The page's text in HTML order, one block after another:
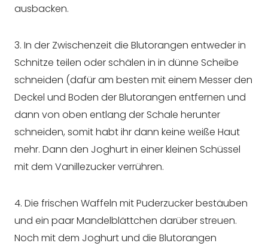
ausbacken.
3. In der Zwischenzeit die Blutorangen entweder in
Schnitze teilen oder schälen in in dünne Scheibe
schneiden (dafür am besten mit einem Messer den
Deckel und Boden der Blutorangen entfernen und
dann von oben entlang der Schale herunter
schneiden, somit habt ihr dann keine weiße Haut
mehr. Dann den Joghurt in einer kleinen Schüssel
mit dem Vanillezucker verrühren.
4. Die frischen Waffeln mit Puderzucker bestäuben
und ein paar Mandelblättchen darüber streuen.
Noch mit dem Joghurt und die Blutorangen